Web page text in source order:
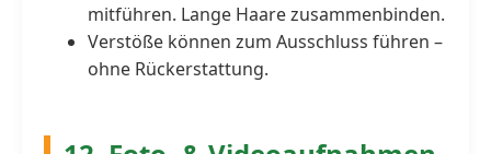
mitführen. Lange Haare zusammenbinden.
Verstöße können zum Ausschluss führen –
ohne Rückerstattung.